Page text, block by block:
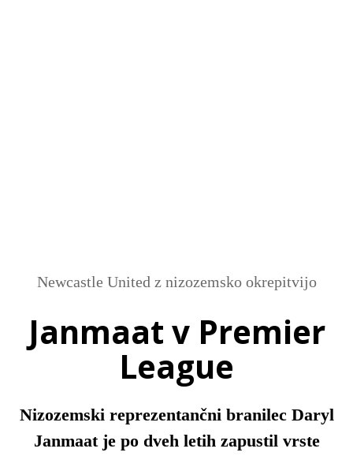
Newcastle United z nizozemsko okrepitvijo
Janmaat v Premier
League
Nizozemski reprezentančni branilec Daryl
Janmaat je po dveh letih zapustil vrste